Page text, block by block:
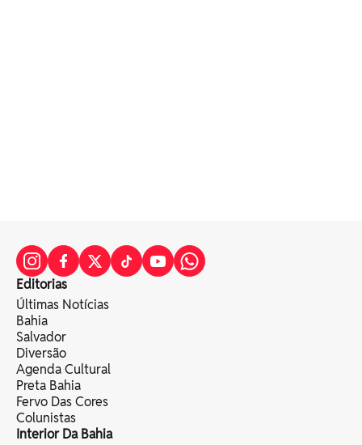
Editorias
Últimas Notícias
Bahia
Salvador
Diversão
Agenda Cultural
Preta Bahia
Fervo Das Cores
Colunistas
Interior Da Bahia